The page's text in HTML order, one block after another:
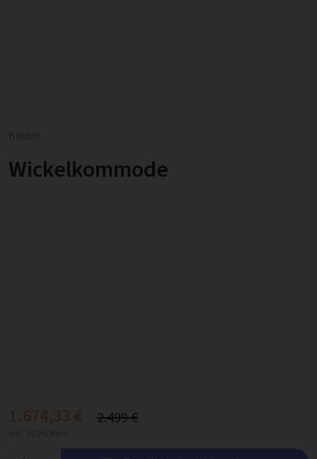
Wickelkommode
1.674,33 € 2.499 €